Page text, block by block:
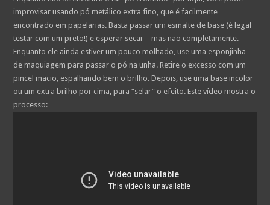
improvisar usando pó metálico extra fino, que é facilmente
encontrado em papelarias. Basta passar um esmalte de base (é legal
testar com um preto!) e esperar secar – mas não completamente.
Enquanto ele ainda estiver um pouco molhado, use uma esponjinha
de maquiagem para passar o pó na unha. Retire o excesso com um
pincel macio, espalhando bem o brilho. Depois, use uma base incolor
ou um extra brilho por cima, para “selar” o efeito. Este vídeo mostra o
processo: